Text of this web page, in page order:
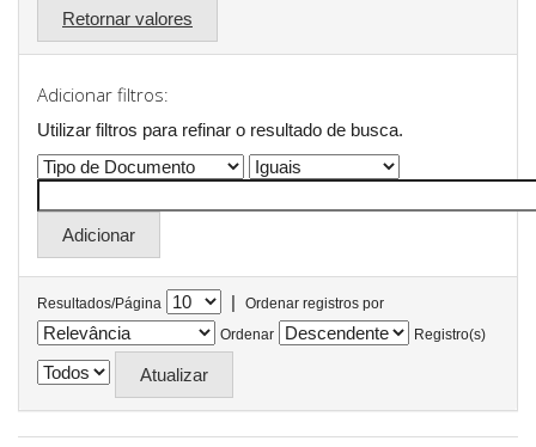
Retornar valores
Adicionar filtros:
Utilizar filtros para refinar o resultado de busca.
Resultados/Página |
Ordenar registros por
Ordenar
Registro(s)